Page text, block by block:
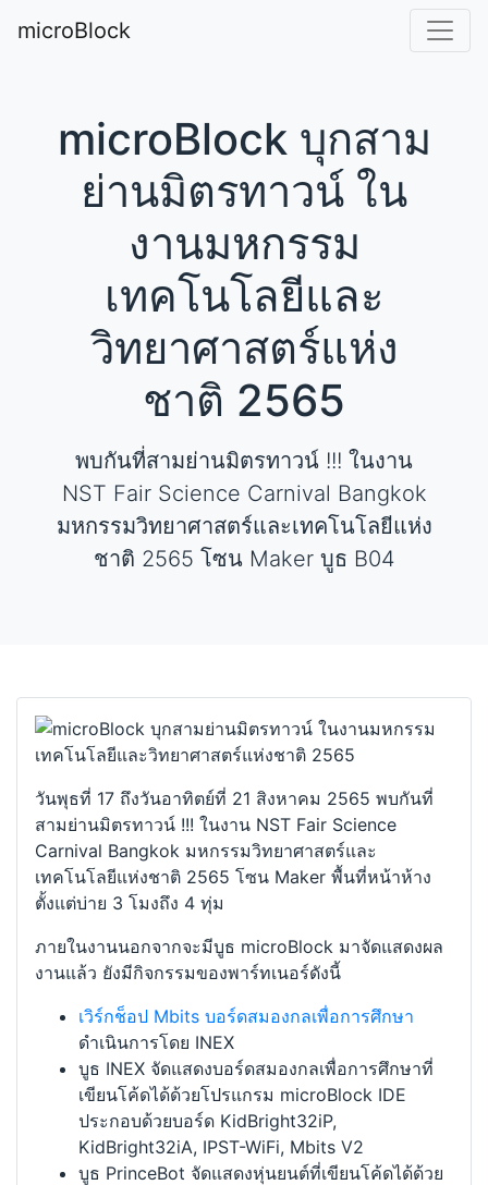
microBlock
microBlock บุกสาม
ย่านมิตรทาวน์ ใน
งานมหกรรม
เทคโนโลยีและ
วิทยาศาสตร์แห่ง
ชาติ 2565
พบกันที่สามย่านมิตรทาวน์ !!! ในงาน
NST Fair Science Carnival Bangkok
มหกรรมวิทยาศาสตร์และเทคโนโลยีแห่ง
ชาติ 2565 โซน Maker บูธ B04
วันพุธที่ 17 ถึงวันอาทิตย์ที่ 21 สิงหาคม 2565 พบกันที่
สามย่านมิตรทาวน์ !!! ในงาน NST Fair Science
Carnival Bangkok มหกรรมวิทยาศาสตร์และ
เทคโนโลยีแห่งชาติ 2565 โซน Maker พื้นที่หน้าห้าง
ตั้งแต่บ่าย 3 โมงถึง 4 ทุ่ม
ภายในงานนอกจากจะมีบูธ microBlock มาจัดแสดงผล
งานแล้ว ยังมีกิจกรรมของพาร์ทเนอร์ดังนี้
เวิร์กช็อป Mbits บอร์ดสมองกลเพื่อการศึกษา
ดำเนินการโดย INEX
บูธ INEX จัดแสดงบอร์ดสมองกลเพื่อการศึกษาที่
เขียนโค้ดได้ด้วยโปรแกรม microBlock IDE
ประกอบด้วยบอร์ด KidBright32iP,
KidBright32iA, IPST-WiFi, Mbits V2
บูธ PrinceBot จัดแสดงหุ่นยนต์ที่เขียนโค้ดได้ด้วย